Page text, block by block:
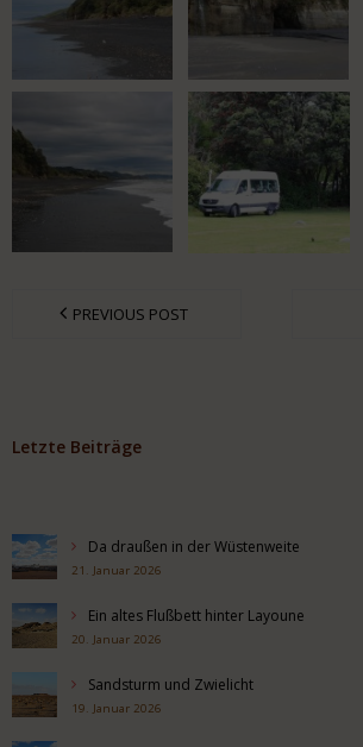
PREVIOUS POST
Letzte Beiträge
Da draußen in der Wüstenweite
21. Januar 2026
Ein altes Flußbett hinter Layoune
20. Januar 2026
Sandsturm und Zwielicht
19. Januar 2026